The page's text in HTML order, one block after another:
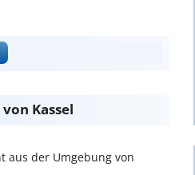
Kassel
aus der Umgebung von